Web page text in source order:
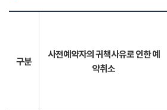
구분
사전예약자의 귀책사유로 인한 예
약취소